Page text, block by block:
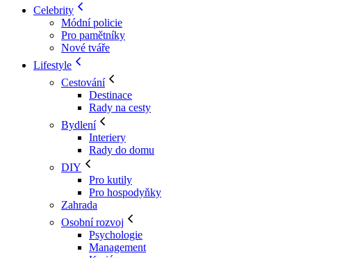
Celebrity
Módní policie
Pro pamětníky
Nové tváře
Lifestyle
Cestování
Destinace
Rady na cesty
Bydlení
Interiery
Rady do domu
DIY
Pro kutily
Pro hospodyňky
Zahrada
Osobní rozvoj
Psychologie
Management